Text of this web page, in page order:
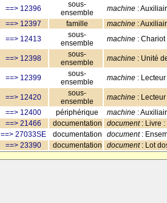
==> 12396
sous-
ensemble
machine :
==> 12397
famille machine :
==> 12413
sous-
ensemble
machine :
==> 12398
sous-
ensemble
machine : Unité
==> 12399
sous-
ensemble
machine :
==> 12420
sous-
ensemble
machine :
==> 12400
périphérique machine :
==> 21466
documentation document: Livre :
==> 27033SE
documentation document:
==> 23390
documentation document: Lot